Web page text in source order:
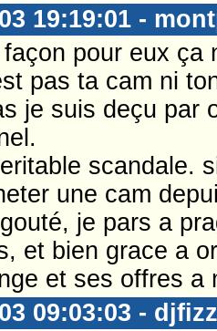
19:19:01 -
pour eux ça
pas ta cam ni
je suis deçu par
scandale.
une cam
je pars a
et bien grace a
et ses offres a
09:03:03 - djfizz